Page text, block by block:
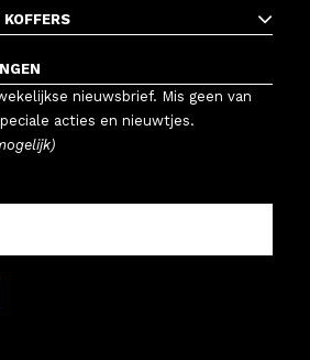
nieuwsbrief. Mis geen van
acties en nieuwtjes.